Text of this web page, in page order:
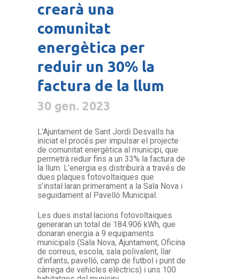
crearà una
comunitat
energètica per
reduir un 30% la
factura de la llum
30 gen. 2023
L’Ajuntament de Sant Jordi Desvalls ha
iniciat el procés per impulsar el projecte
de comunitat energètica al municipi, que
permetrà reduir fins a un 33% la factura de
la llum. L’energia es distribuirà a través de
dues plaques fotovoltaiques que
s’instal·laran primerament a la Sala Nova i
seguidament al Pavelló Municipal.
Les dues instal·lacions fotovoltaiques
generaran un total de 184.906 kWh, que
donaran energia a 9 equipaments
municipals (Sala Nova, Ajuntament, Oficina
de correus, escola, sala polivalent, llar
d’infants, pavelló, camp de futbol i punt de
càrrega de vehicles elèctrics) i uns 100